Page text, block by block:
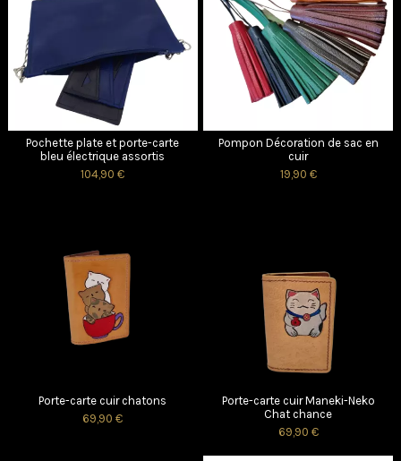
Pochette plate et porte-carte
bleu électrique assortis
104,90 €
Pompon Décoration de sac en
cuir
19,90 €
Porte-carte cuir chatons
69,90 €
Porte-carte cuir Maneki-Neko
Chat chance
69,90 €